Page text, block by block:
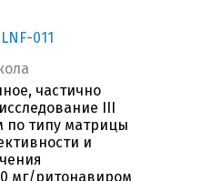
011
частично
III
по типу матрицы
и
мг/ритонавиром